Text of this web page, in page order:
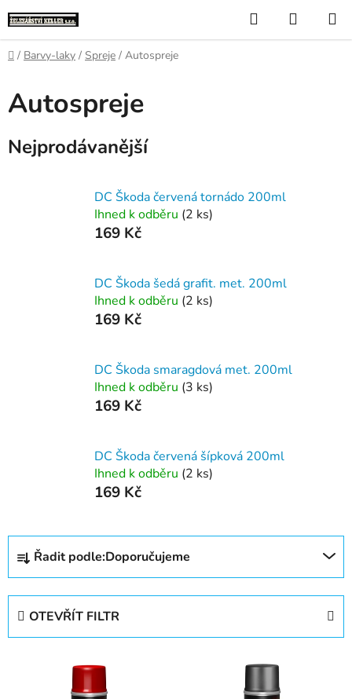
na
obsah
Hledat
KOŠÍK
Domů
/ Barvy-laky / Spreje / Autospreje
Autospreje
Nejprodávanější
DC Škoda červená tornádo 200ml
Ihned k odběru (2 ks)
169 Kč
DC Škoda šedá grafit. met. 200ml
Ihned k odběru (2 ks)
169 Kč
DC Škoda smaragdová met. 200ml
Ihned k odběru (3 ks)
169 Kč
DC Škoda červená šípková 200ml
Ihned k odběru (2 ks)
169 Kč
Ř
z
Řadit podle:Doporučujeme
OTEVŘÍT FILTR